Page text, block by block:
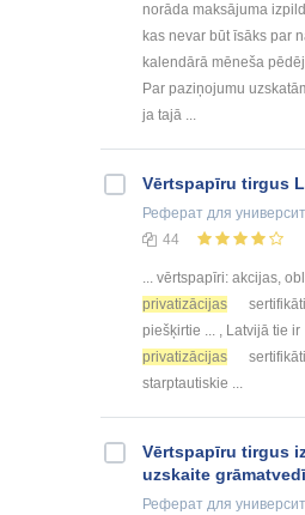
norāda maksājuma
kas nevar būt īsāks par
kalendārā mēneša
Par paziņojumu
ja tajā ...
Vērtspapīru tirgus
Реферат для
44
... vērtspapīri: akcijas,
privatizācijas
piešķirtie ... , Latvijā tie ir
privatizācijas
starptautiskie ...
Vērtspapīru tirgus
uzskaite
Реферат для